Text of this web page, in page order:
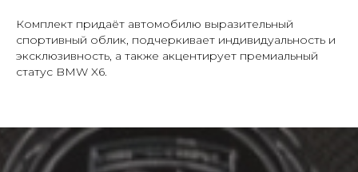
Комплект придаёт автомобилю выразительный
спортивный облик, подчеркивает индивидуальность и
эксклюзивность, а также акцентирует премиальный
статус BMW X6.
отправляя заявку, я даюсогласиена обработку персональных
данных